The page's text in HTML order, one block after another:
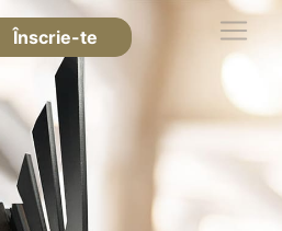
Înscrie-te